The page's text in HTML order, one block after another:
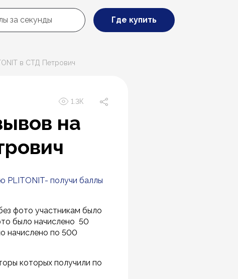
Где купить
в СТД Петрович
1.3К
на
PLITONIT- получи баллы
фото участникам было
было начислено 50
начислено по 500
которых получили по